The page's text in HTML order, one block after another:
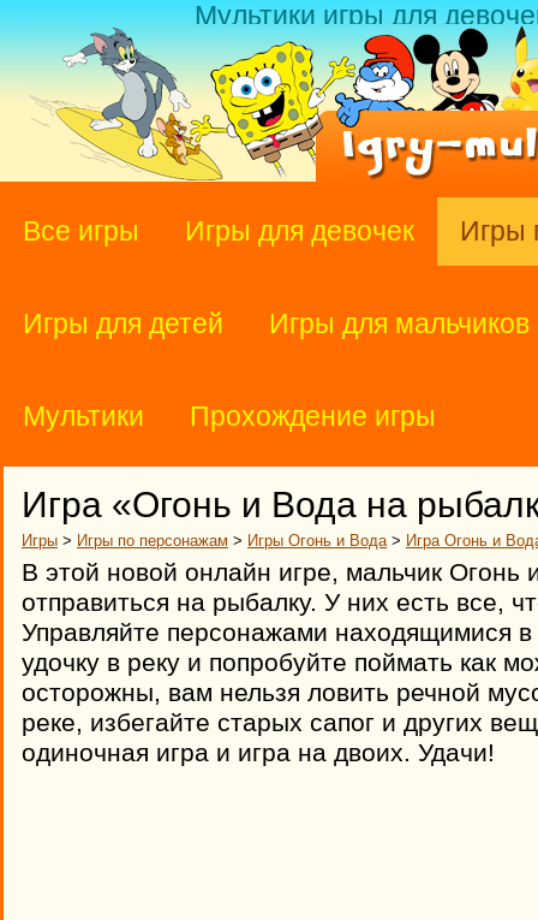
Мультики игры для
Все игры Игры для девочек Игры
Игры для детей Игры для мальчиков
Мультики Прохождение игры
Игра «Огонь и Вода на
Игры > Игры по персонажам > Игры Огонь и Вода> Игра Огонь и
В этой новой онлайн игре, мальчик
отправиться на рыбалку. У них есть все,
Управляйте персонажами находящимися
удочку в реку и попробуйте поймать как
осторожны, вам нельзя ловить речной
реке, избегайте старых сапог и других
одиночная игра и игра на двоих. Удачи!